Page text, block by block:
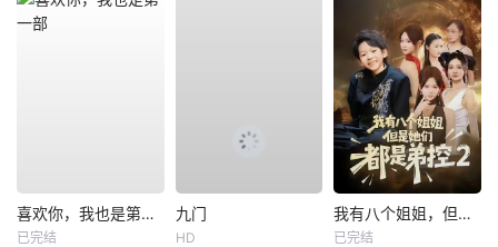
喜欢你，我也是第一部
已完结
九门
HD
我有八个姐姐，但是他们都是弟控2
已完结